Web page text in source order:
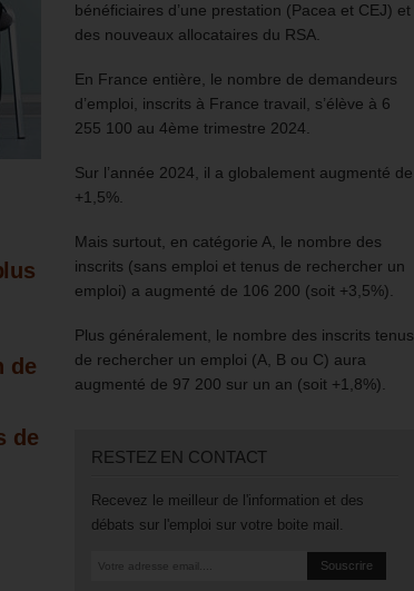
de
de
bénéficiaires d’une prestation (Pacea et CEJ) et
des nouveaux allocataires du RSA.
En France entière, le nombre de demandeurs
d’emploi, inscrits à France travail, s’élève à 6
255 100 au 4ème trimestre 2024.
Sur l’année 2024, il a globalement augmenté de
+1,5%.
Mais surtout, en catégorie A, le nombre des
inscrits (sans emploi et tenus de rechercher un
emploi) a augmenté de 106 200 (soit +3,5%).
Plus généralement, le nombre des inscrits tenus
de rechercher un emploi (A, B ou C) aura
augmenté de 97 200 sur un an (soit +1,8%).
RESTEZ EN CONTACT
Recevez le meilleur de l'information et des
débats sur l'emploi sur votre boite mail.